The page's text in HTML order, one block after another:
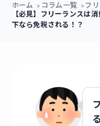
ホーム コラム一覧
フ
【必見】フリーランスは
下なら免税される！？